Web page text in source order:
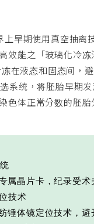
早期使用真空抽离
效能之「玻璃化冷
在液态和固态间，
系统，将胚胎早期
色体正常分数的胚
属晶片卡，纪录受
技术
锤体镜定位技术，